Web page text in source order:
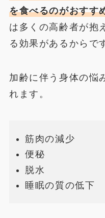
を食べるのがおすす
は多くの高齢者が抱
る効果があるからで
加齢に伴う身体の悩
れます。
筋肉の減少
便秘
脱水
睡眠の質の低下